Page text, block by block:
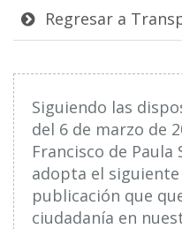
Regresar a
Siguiendo las
del 6 de marzo de
Francisco de Paula
adopta el siguiente
publicación que
ciudadanía en